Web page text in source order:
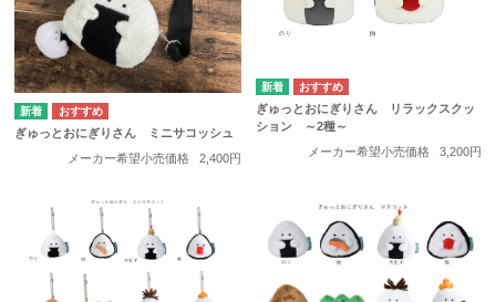
ぎゅっとおにぎりさん ミニサコッシュ
メーカー希望小売価格
2,400円
ぎゅっとおにぎりさん リラックスクッ
ション ～2種～
メーカー希望小売価格
3,200円